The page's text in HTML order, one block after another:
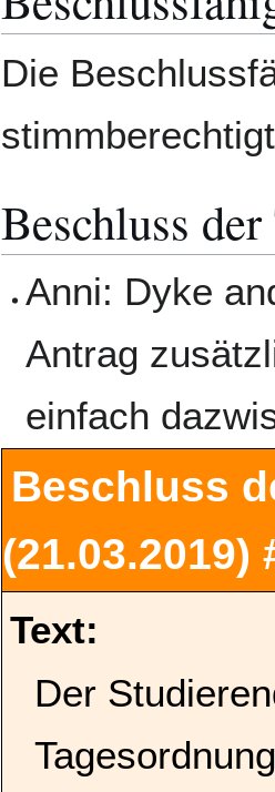
Die
Beschluss
Anni: Dyke
Antrag
einfach
Beschluss
Text:
Der